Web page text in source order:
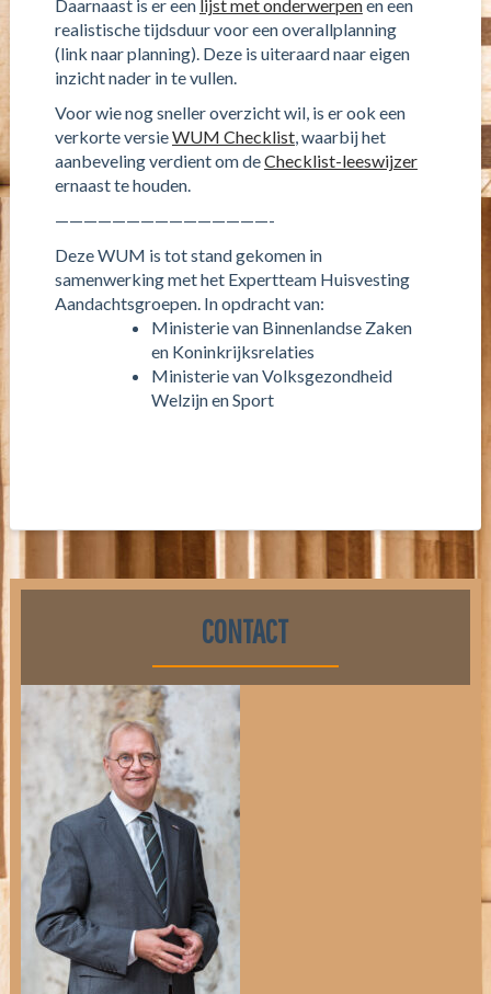
Daarnaast is er een lijst met onderwerpenen een
realistische tijdsduur voor een overallplanning
(link naar planning). Deze is uiteraard naar eigen
inzicht nader in te vullen.
Voor wie nog sneller overzicht wil, is er ook een
verkorte versieWUM Checklist, waarbij het
aanbeveling verdient om deChecklist-leeswijzer
ernaast te houden.
———————————————-
Deze WUM is tot stand gekomen in
samenwerking met het Expertteam Huisvesting
Aandachtsgroepen. In opdracht van:
Ministerie van Binnenlandse Zaken
en Koninkrijksrelaties
Ministerie van Volksgezondheid
Welzijn en Sport
CONTACT